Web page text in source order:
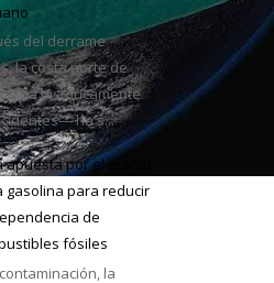
del derrame
la costa norte de
históricamente
ha s...
apuesta por el etanol
gasolina para reducir
de
fósiles
la